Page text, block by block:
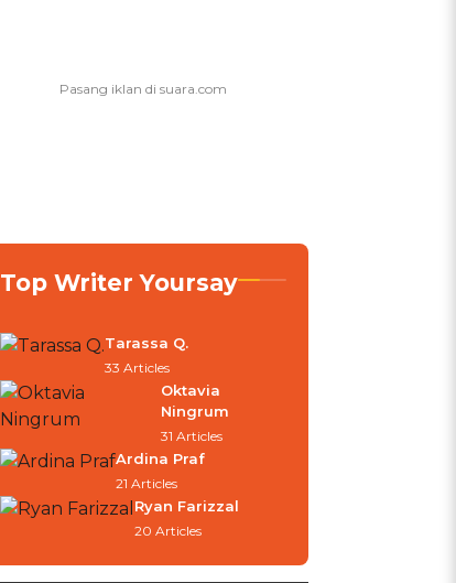
Top Writer Yoursay
Tarassa Q.
33 Articles
Oktavia
Ningrum
31 Articles
Ardina Praf
21 Articles
Ryan Farizzal
20 Articles